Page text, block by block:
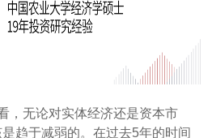
，无论对实体经济还是资本市
趋于减弱的。在过去5年的时间